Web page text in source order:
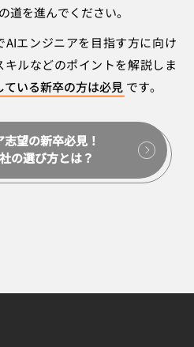
道を進んでください。
エンジニアを目指す方に向け
ルなどのポイントを解説しま
いる新卒の方は必見 です。
望の新卒必見！
の選び方とは？